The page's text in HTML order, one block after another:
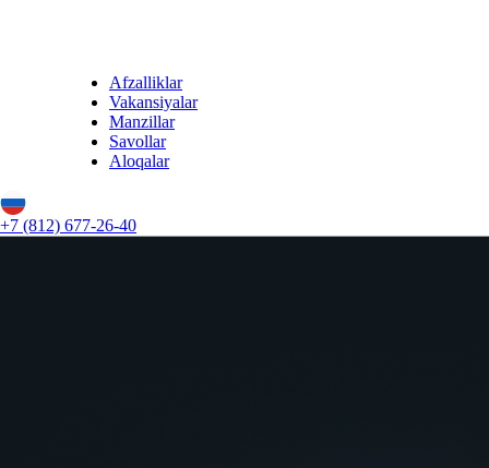
Afzalliklar
Vakansiyalar
Manzillar
Savollar
Aloqalar
+7 (812) 677-26-40